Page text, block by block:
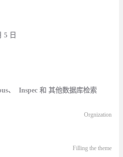
5 日
、 Inspec 和 其他数据库检索
Orgnization
Filling the theme